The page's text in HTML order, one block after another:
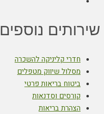
שירותים נוספים
חדרי קליניקה להשכרה
מסלול שיווק מטפלים
ביטוח בריאות פרטי
קורסים וסדנאות
הצהרת בריאות